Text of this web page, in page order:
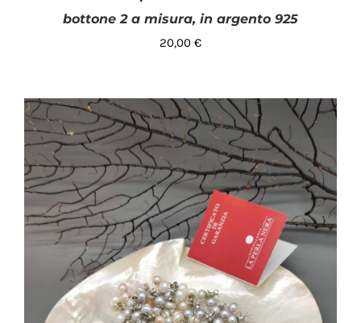
AGGIUNGI AL CARRELLO / DETTAGLI
bottone 2 a misura, in argento 925
20,00 €